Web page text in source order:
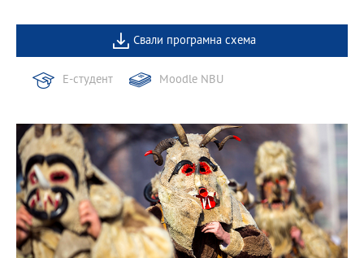
Свали програмна схема
Е-студент Moodle NBU